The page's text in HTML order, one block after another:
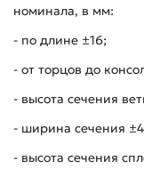
номинала, в мм:
- по длине ±16;
- от торцов до
- высота сечения
- ширина сечения
- высота сечения